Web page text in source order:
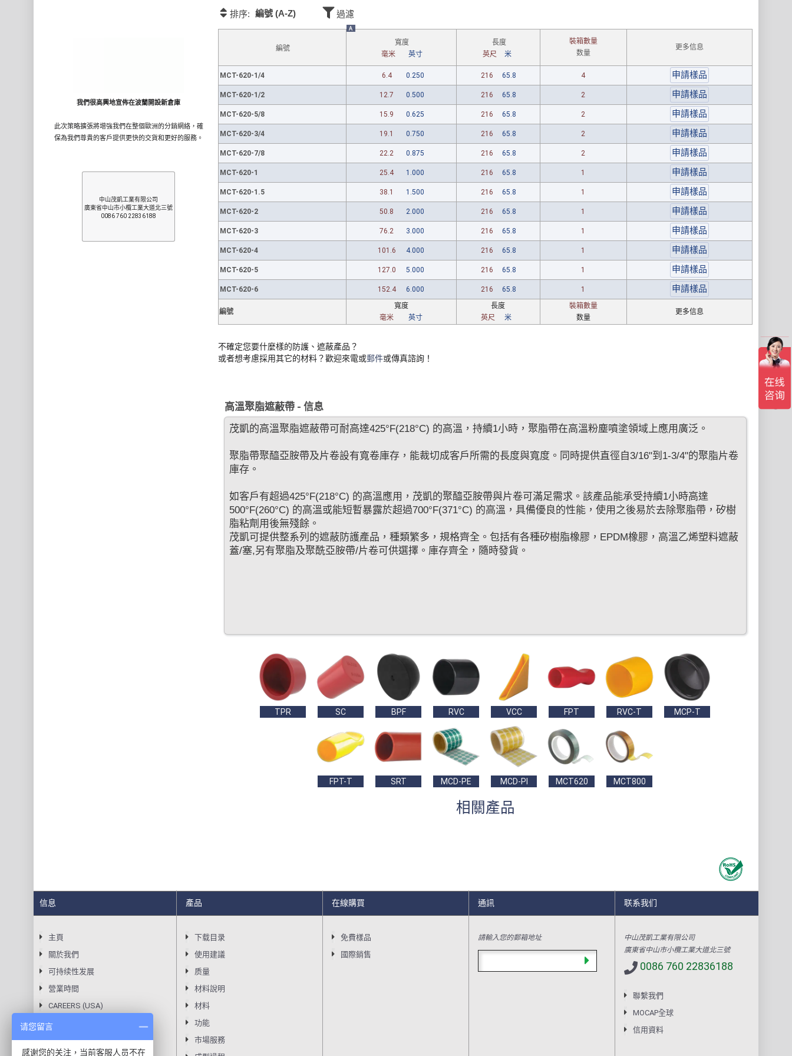
排序: 編號 (A-Z) 過濾
編號
A
寬度
毫米
英寸
長度
英尺
米
裝箱數量
数量
更多信息
MCT-620-1/4 6.4 0.250 216 65.8 4
MCT-620-1/2 12.7 0.500 216 65.8 2
MCT-620-5/8 15.9 0.625 216 65.8 2
MCT-620-3/4 19.1 0.750 216 65.8 2
MCT-620-7/8 22.2 0.875 216 65.8 2
MCT-620-1 25.4 1.000 216 65.8 1
MCT-620-1.5 38.1 1.500 216 65.8 1
MCT-620-2 50.8 2.000 216 65.8 1
MCT-620-3 76.2 3.000 216 65.8 1
MCT-620-4 101.6 4.000 216 65.8 1
MCT-620-5 127.0 5.000 216 65.8 1
MCT-620-6 152.4 6.000 216 65.8 1
編號
寬度
毫米
英寸
長度
英尺
米
裝箱數量
数量
更多信息
不確定您要什麼樣的防護、遮蔽產品？
或者想考慮採用其它的材料？歡迎來電或郵件或傳真諮詢！
高溫聚脂遮蔽帶 - 信息
茂凱的高溫聚脂遮蔽帶可耐高達425°F(218°C) 的高溫，持續1小時，聚脂帶在高溫粉塵噴塗領域上應用廣泛。
聚脂帶聚醯亞胺帶及片卷設有寬卷庫存，能裁切成客戶所需的長度與寬度。同時提供直徑自3/16"到1-3/4"的聚脂片卷
庫存。
如客戶有超過425°F(218°C) 的高溫應用，茂凱的聚醯亞胺帶與片卷可滿足需求。該產品能承受持續1小時高達
500°F(260°C) 的高溫或能短暫暴露於超過700°F(371°C) 的高溫，具備優良的性能，使用之後易於去除聚脂帶，矽樹
脂粘劑用後無殘餘。
茂凱可提供整系列的遮蔽防護產品，種類繁多，規格齊全。包括有各種矽樹脂橡膠，EPDM橡膠，高溫乙烯塑料遮蔽
蓋/塞,另有聚脂及聚酰亞胺帶/片卷​​可供選擇。庫存齊全，隨時發貨。
TPR SC BPF RVC VCC FPT RVC-T MCP-T
FPT-T SRT MCD-PE MCD-PI MCT620 MCT800
相關產品
我們很高興地宣佈在波蘭開設新倉庫
此次策略擴張將增強我們在整個歐洲的分銷網絡，確
保為我們尊貴的客戶提供更快的交貨和更好的服務。
中山茂凱工業有限公司
廣東省中山市小欖工業大道北三號
0086 760 22836188
信息
主頁
關於我們
可持续性发展
營業時間
CAREERS (USA)
隱私聲明
條款
產品
下载目录
使用建議
质量
材料說明
材料
功能
市場服務
在線購買
免費樣品
國際銷售
通訊
請輸入您的郵箱地址
联系我们
中山茂凱工業有限公司
廣東省中山市小欖工業大道北三號
0086 760 22836188
聯繫我們
MOCAP全球
信用資料
请您留言
感谢您的关注，当前客服人员不在